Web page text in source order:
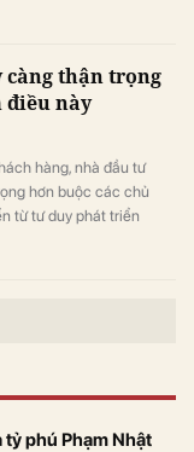
càng thận trọng
điều này
hàng, nhà đầu tư
hơn buộc các chủ
từ tư duy phát triển
phú Phạm Nhật